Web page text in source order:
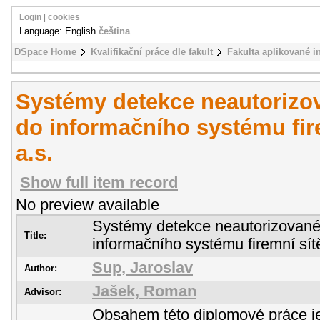
DSpace Home Kvalifikační práce dle fakult Fakulta aplikované
Login cookies
Language: English čeština
Systémy detekce
do informačního systému
a.s.
Show full item record
No preview available
Title:
Systémy detekce
informačního systému firemní
Author: Sup, Jaroslav
Advisor:
Jašek, Roman
Obsahem této diplomové práce